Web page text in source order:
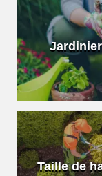
Taille de